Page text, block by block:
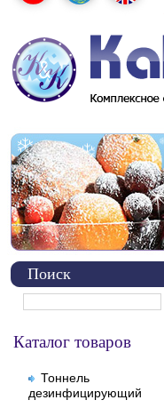
Поиск
Каталог товаров
Тоннель
дезинфицирующий